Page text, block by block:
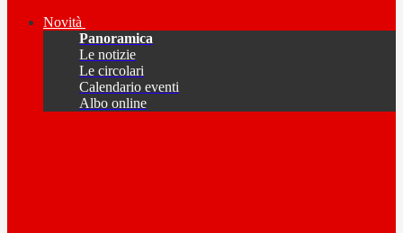
Novità
Panoramica
Le notizie
Le circolari
Calendario eventi
Albo online